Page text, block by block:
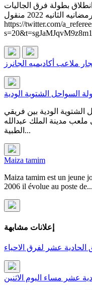
بطولة فرق الجاليات
الرمضانيه الثانيه 2022 منقول
https://twitter.com/
ملاعب أكاديميه الجانرز
السواحل الشتوية الودية
الشتوية الودية بين فريقي
مدينة الملك عبدالله
الطبية...
Maiza tamim
Maiza tamim est un jeune
2006 il évolue au poste de...
إعلانات مشابهة
الحادية عشر لفرق الاحياء
عشر مساء اليوم الاثنين